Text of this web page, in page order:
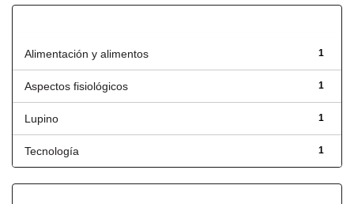
1
Alimentación y alimentos
1
Aspectos fisiológicos
1
Lupino
1
Tecnología